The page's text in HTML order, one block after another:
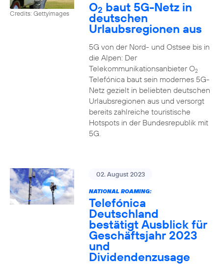
Credits: Gettyimages O2 baut 5G-Netz in
deutschen
Urlaubsregionen aus
5G von der Nord- und Ostsee bis in
die Alpen: Der
Telekommunikationsanbieter O2
Telefónica baut sein modernes 5G-
Netz gezielt in beliebten deutschen
Urlaubsregionen aus und versorgt
bereits zahlreiche touristische
Hotspots in der Bundesrepublik mit
5G.
02. August 2023
NATIONAL ROAMING:
Telefónica
Deutschland
bestätigt Ausblick für
Geschäftsjahr 2023
und
Dividendenzusage